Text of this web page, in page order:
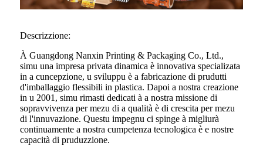
Descrizzione:
À Guangdong Nanxin Printing & Packaging Co., Ltd.,
simu una impresa privata dinamica è innovativa specializata
in a cuncepzione, u sviluppu è a fabricazione di prudutti
d'imballaggio flessibili in plastica. Dapoi a nostra creazione
in u 2001, simu rimasti dedicati à a nostra missione di
sopravvivenza per mezu di a qualità è di crescita per mezu
di l'innuvazione. Questu impegnu ci spinge à migliurà
continuamente a nostra cumpetenza tecnologica è e nostre
capacità di pruduzzione.